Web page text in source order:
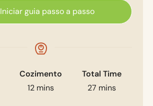
Iniciar guia passo a passo
Cozimento
12 mins
Total Time
27 mins